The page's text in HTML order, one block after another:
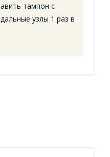
тампон с
узлы 1 раз в